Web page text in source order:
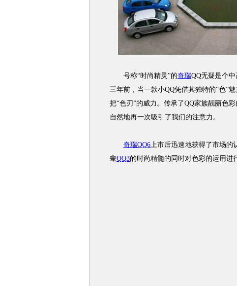
号称“时尚精灵”的奇瑞QQ无疑是个
三年前，当一款小QQ凭借其独特的“色”
把“色刃”的威力。传承了QQ家族靓丽色彩
自然地再一次吸引了我们的注意力。
奇瑞QQ6上市后迅速地获得了市场的
辈QQ3的时尚精髓的同时对色彩的运用进